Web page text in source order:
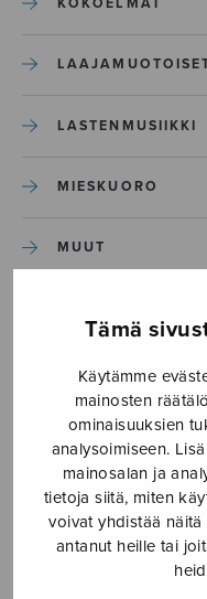
Tämä
Käytämme
mainosten
ominaisuuksien
analysoimiseen.
mainosalan ja
tietoja siitä, miten
voivat yhdistää
antanut heille tai
KOKOELMAT
LASTENMUSIIKKI
MIESKUORO
MUUT
SEKAKUORO
SOITINKOULUT
SOITINMUSIIKKI
YKSINLAULU